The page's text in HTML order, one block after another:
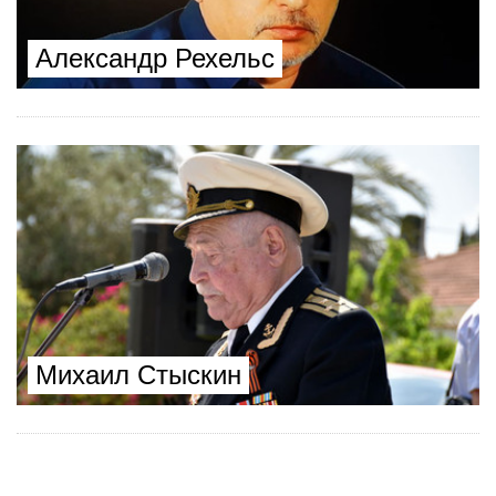
Александр Рехельс
Михаил Стыскин